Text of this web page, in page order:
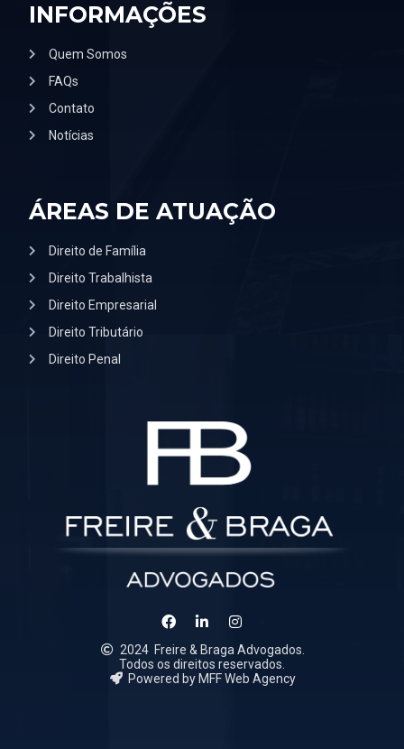
2024 Freire & Braga Advogados.
Todos os direitos reservados.
Powered by MFF Web Agency
ÁREAS DE ATUAÇÃO
Direito de Família
Direito Trabalhista
Direito Empresarial
Direito Tributário
Direito Penal
INFORMAÇÕES
Quem Somos
FAQs
Contato
Notícias